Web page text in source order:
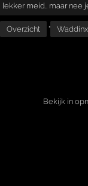
lekker meid.. maar nee
Overzicht "
Bekijk in